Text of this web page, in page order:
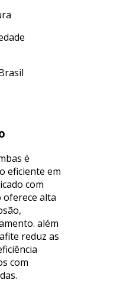
é
eficiente em
com
oferece alta
além
reduz as
com